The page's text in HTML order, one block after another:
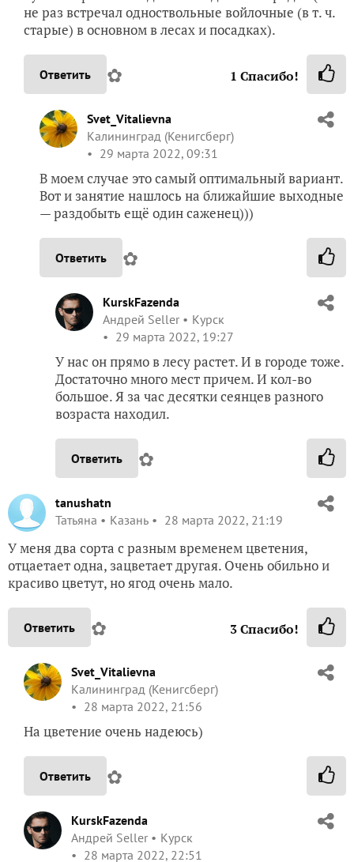
не раз встречал одноствольные войлочные (в т. ч.
старые) в основном в лесах и посадках).
Ответить ✿ 1 Спасибо!
Svet_Vitalievna
Калининград (Кенигсберг)
29 марта 2022, 09:31
В моем случае это самый оптимальный вариант.
Вот и занятие нашлось на ближайшие выходные
— раздобыть ещё один саженец)))
Ответить ✿
KurskFazenda
Андрей Seller
Курск
29 марта 2022, 19:27
У нас он прямо в лесу растет. И в городе тоже.
Достаточно много мест причем. И кол-во
большое. Я за час десятки сеянцев разного
возраста находил.
Ответить ✿
tanushatn
Татьяна
Казань 28 марта 2022, 21:19
У меня два сорта с разным временем цветения,
отцаетает одна, зацветает другая. Очень обильно и
красиво цветут, но ягод очень мало.
Ответить ✿ 3Спасибо!
Svet_Vitalievna
Калининград (Кенигсберг)
28 марта 2022, 21:56
На цветение очень надеюсь)
Ответить ✿
KurskFazenda
Андрей Seller
Курск
28 марта 2022, 22:51